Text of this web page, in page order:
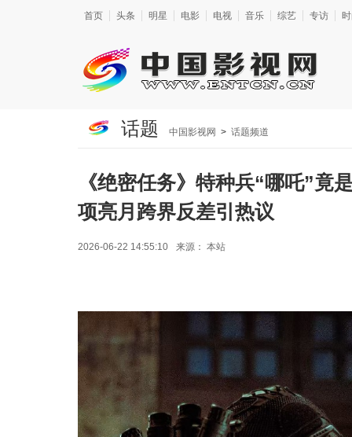
首页 头条 明星 电影 电视 音乐 综艺 专访
话题 中国影视网 > 话题频道
《绝密任务》特种兵“哪吒”竟
项亮月跨界反差引热议
2026-06-22 14:55:10 来源： 本站